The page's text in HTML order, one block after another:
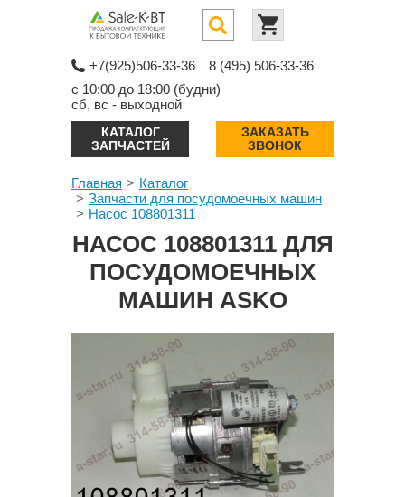
+7(925)506-33-36
8 (495) 506-33-36
с 10:00 до 18:00 (будни)
сб, вс - выходной
КАТАЛОГ
ЗАПЧАСТЕЙ
ЗАКАЗАТЬ
ЗВОНОК
Главная
Каталог
Запчасти для посудомоечных машин
Насос 108801311
НАСОС 108801311 ДЛЯ
ПОСУДОМОЕЧНЫХ
МАШИН ASKO